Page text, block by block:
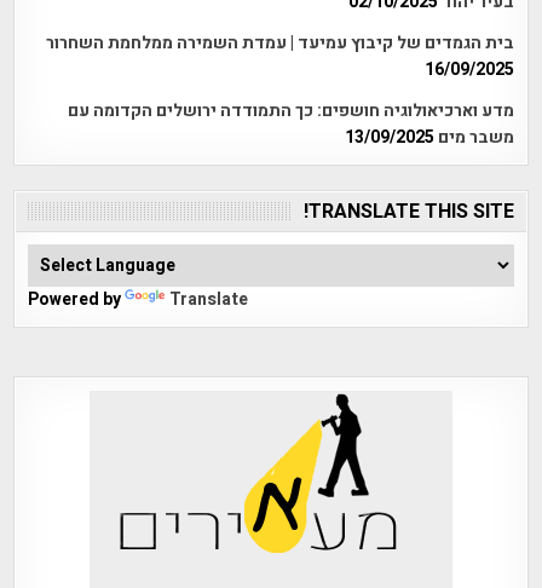
בית הגמדים של קיבוץ עמיעד | עמדת השמירה ממלחמת השחרור
16/09/2025
מדע וארכיאולוגיה חושפים: כך התמודדה ירושלים הקדומה עם
משבר מים 13/09/2025
TRANSLATE THIS SITE!
Powered by Translate